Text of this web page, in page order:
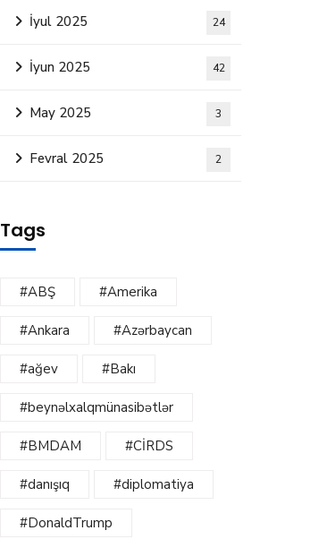
İyul 2025 24
İyun 2025 42
May 2025 3
Fevral 2025 2
Tags
#ABŞ #Amerika
#Ankara #Azərbaycan
#ağev #Bakı
#beynəlxalqmünasibətlər
#BMDAM #CİRDS
#danışıq #diplomatiya
#DonaldTrump